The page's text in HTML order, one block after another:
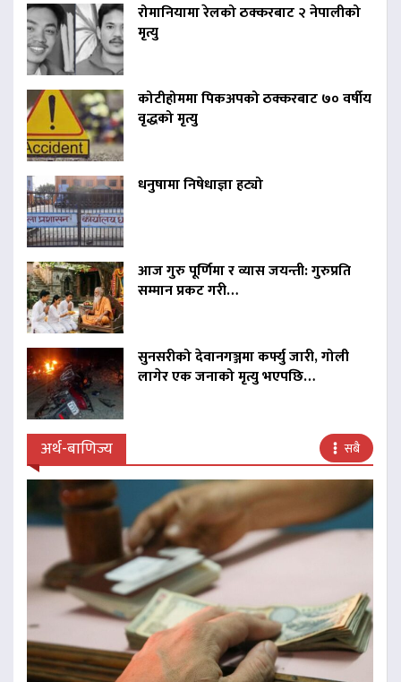
रोमानियामा रेलको ठक्करबाट २ नेपालीको
मृत्यु
कोटीहोममा पिकअपको ठक्करबाट ७० वर्षीय
वृद्धको मृत्यु
धनुषामा निषेधाज्ञा हट्यो
आज गुरु पूर्णिमा र व्यास जयन्ती: गुरुप्रति
सम्मान प्रकट गरी…
सुनसरीको देवानगञ्जमा कर्फ्यु जारी, गोली
लागेर एक जनाको मृत्यु भएपछि…
अर्थ-बाणिज्य सबै